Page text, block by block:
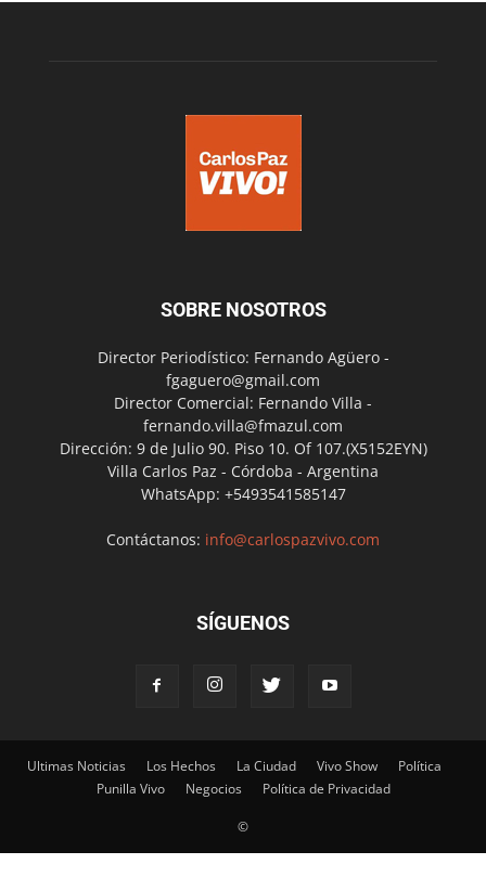
SOBRE NOSOTROS
Director Periodístico: Fernando Agüero -
fgaguero@gmail.com
Director Comercial: Fernando Villa -
fernando.villa@fmazul.com
Dirección: 9 de Julio 90. Piso 10. Of 107.(X5152EYN)
Villa Carlos Paz - Córdoba - Argentina
WhatsApp: +5493541585147
Contáctanos: info@carlospazvivo.com
SÍGUENOS
Ultimas Noticias Los Hechos La Ciudad Vivo Show
Política
Punilla Vivo
Negocios Política de Privacidad
©